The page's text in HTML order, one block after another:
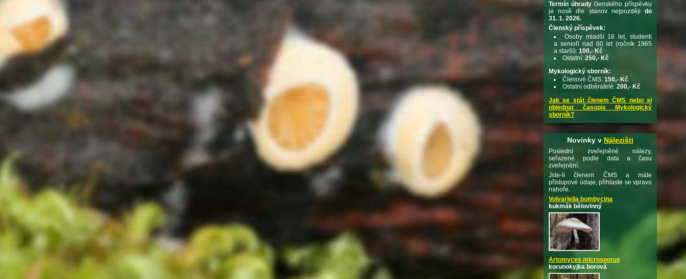
Termín úhradyčlenského příspěvku
je nově dle stanov nejpozději do
31. 1. 2026.
Členský příspěvek:
Osoby mladší 18 let, studenti
a senioři nad 60 let (ročník 1965
a starší): 100,- Kč
Ostatní: 250,- Kč
Mykologický sborník:
Členové ČMS: 150,- Kč
Ostatní odběratelé: 200,- Kč
Jak se stát členem ČMS nebo si
objednat časopis Mykologický
sborník?
Novinky v Nálezišti
Poslední zveřejněné nálezy,
seřazené podle data a času
zveřejnění.
Jste-li členem ČMS a máte
přístupové údaje, přihlaste se vpravo
nahoře.
Volvariella bombycina
kukmák bělovlnný
Artomyces microsporus
korunokyjka borová